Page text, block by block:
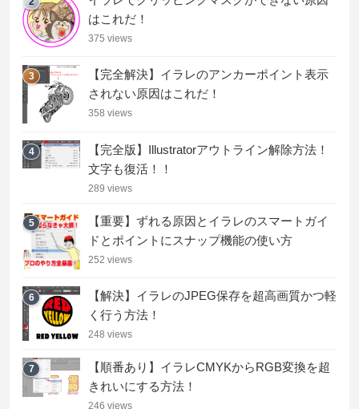
はこれだ！
375 views
3
【完全解決】イラレのアンカーポイント表示
されない原因はこれだ！
358 views
4
【完全版】Illustratorアウトライン解除方法！
文字も復活！！
289 views
5
【重要】ずれる原因とイラレのスマートガイ
ドとポイントにスナップ機能の使い方
252 views
6
【解決】イラレのJPEG保存を超高画質かつ軽
く行う方法！
248 views
7
【順番あり】イラレCMYKからRGB変換を超
きれいにする方法！
246 views